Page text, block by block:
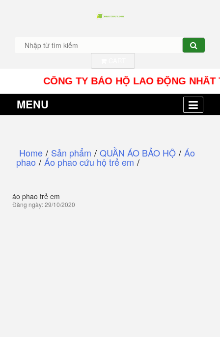
CÔNG TY BẢO HỘ LAO ĐỘNG NHÂT
MENU
Home / Sản phẩm / QUẦN ÁO BẢO HỘ / Áo
phao / Áo phao cứu hộ trẻ em /
áo phao trẻ em
Đăng ngày: 29/10/2020